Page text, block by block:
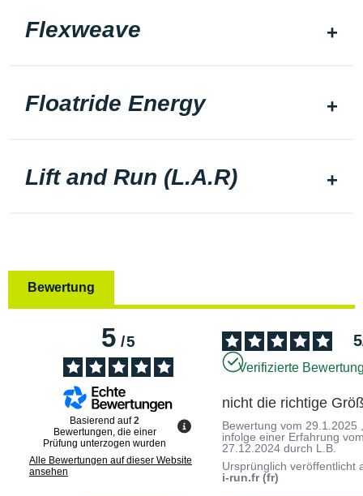
Flexweave
Floatride Energy
Lift and Run (L.A.R)
Bewertung
5/5
Basierend auf2
Bewertungen, die einer
Prüfung unterzogen wurden
Alle Bewertungen auf dieser Website
ansehen
5
Verifizierte
nicht die richtige
Bewertung vom 29.1.2025
infolge einer Erfahrung
27.12.2024 durch L.B.
Ursprünglich veröffentlicht
i-run.fr (fr)